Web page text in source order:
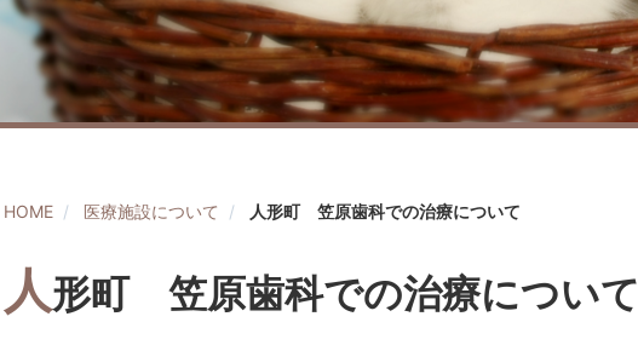
HOME 医療施設について 人形町 笠原歯科での治療について
人形町 笠原歯科での治療について